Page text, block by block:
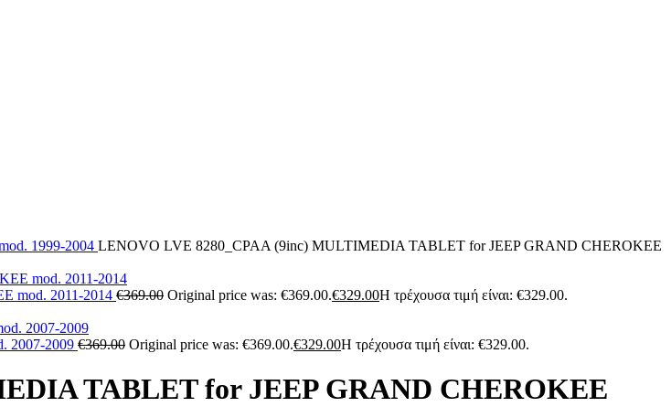
1999-2004 LENOVO LVE 8280_CPAA (9inc) MULTIMEDIA TABLET for JEEP GRAND CHEROKEE
mod. 2011-2014 €369.00 Original price was: €369.00.€329.00Η τρέχουσα τιμή είναι: €329.00.
2007-2009 €369.00 Original price was: €369.00.€329.00Η τρέχουσα τιμή είναι: €329.00.
TABLET for JEEP GRAND CHEROKEE